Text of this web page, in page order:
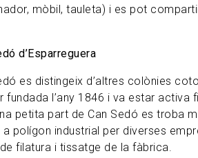
mòbil, tauleta) i es pot
d’Esparreguera
es distingeix d’altres colònies
fundada l’any 1846 i va estar
petita part de Can Sedó es troba
a polígon industrial per diverses
filatura i tissatge de la fàbrica.